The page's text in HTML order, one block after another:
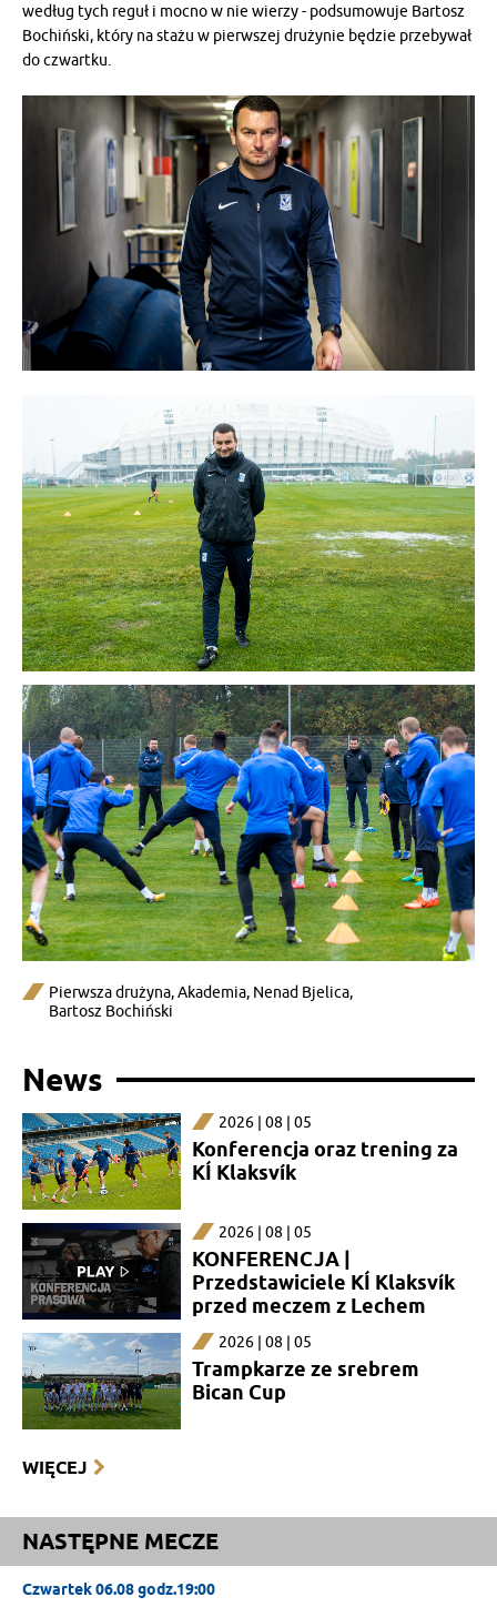
według tych reguł i mocno w nie wierzy - podsumowuje Bartosz
Bochiński, który na stażu w pierwszej drużynie będzie przebywał
do czwartku.
Pierwsza drużyna,Akademia, Nenad Bjelica,
Bartosz Bochiński
News
2026 | 08 | 05
Konferencja oraz trening za
KÍ Klaksvík
2026 | 08 | 05
KONFERENCJA |
Przedstawiciele KÍ Klaksvík
przed meczem z Lechem
2026 | 08 | 05
Trampkarze ze srebrem
Bican Cup
WIĘCEJ
NASTĘPNE MECZE
Czwartek 06.08 godz.19:00